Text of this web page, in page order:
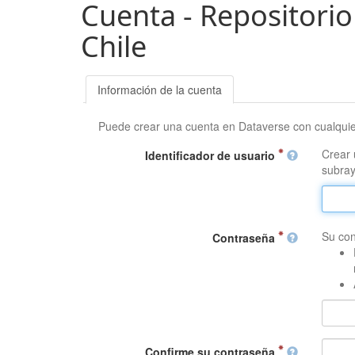
Cuenta -
Chile
Información de la cuenta
Puede crear una cuenta en Dataverse con
Identificador de usuario
Crear
Contraseña
Su
Confirme su contraseña